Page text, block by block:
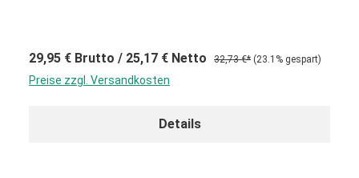
29,95 € Brutto / 25,17 € Netto 32,73 €* (23.1% gespart)
Preise zzgl. Versandkosten
Details